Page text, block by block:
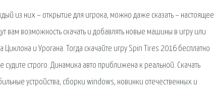
из них – открытие для игрока, можно даже сказать – настоящее
возможность скачать и добавлять новые машины в игру или
и Урогана. Тогда скачайте игру Spin Tires 2016 бесплатно
строго. Динамика авто приближена к реальной. Скачать
устройства, сборки windows, новинки отечественных и